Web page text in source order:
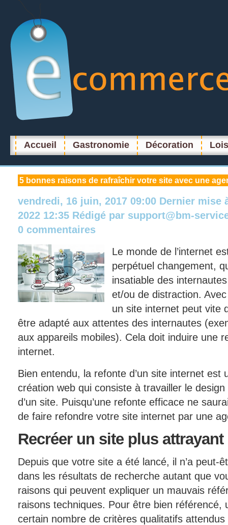
Accueil Gastronomie Décoration
5 bonnes raisons de rafraîchir votre site avec une
vendredi, 16 juin, 2017 09:00 Dernier mise
2022 12:35 Rédigé par support@bm-
0 commentaires
Le monde de l’internet
perpétuel changement,
insatiable des
et/ou de distraction.
un site internet peut vite
être adapté aux attentes des internautes
aux appareils mobiles). Cela doit induire une
internet.
Bien entendu, la refonte d’un site internet est
création web qui consiste à travailler le
d’un site. Puisqu’une refonte efficace ne
de faire refondre votre site internet par une
Recréerun site plus attrayant
Depuis que votre site a été lancé, il n’a peut-
dans les résultats de recherche autant que
raisons qui peuvent expliquer un mauvais
raisons techniques. Pour être bien référencé,
certain nombre de critères qualitatifs